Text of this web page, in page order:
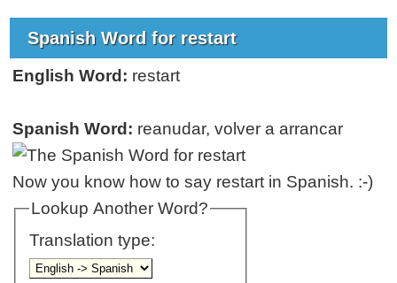
Spanish Word for restart
English Word: restart
Spanish Word: reanudar, volver a arrancar
Now you know how to say restart in Spanish. :-)
Lookup Another Word?
Translation type: